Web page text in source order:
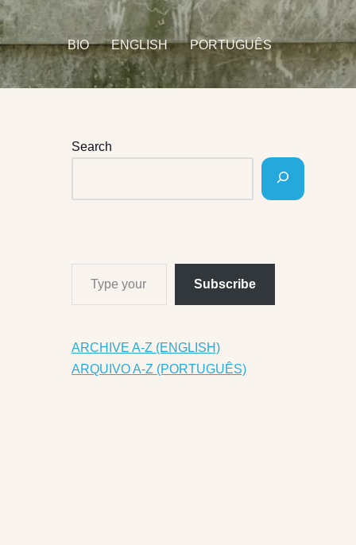
BIO ENGLISH PORTUGUÊS
Search
Subscribe
ARCHIVE A-Z (ENGLISH)
ARQUIVO A-Z (PORTUGUÊS)